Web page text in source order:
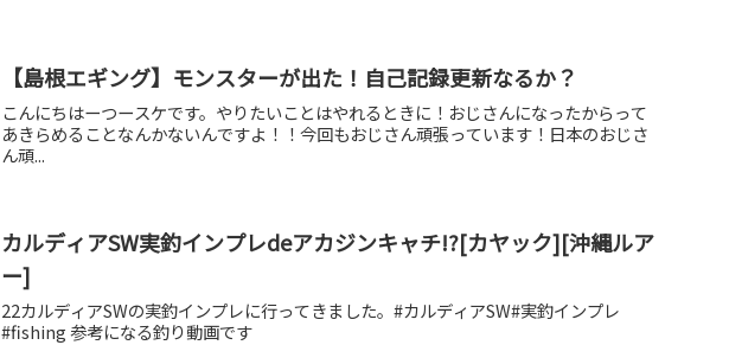
【島根エギング】モンスターが出た！自己記録更新なるか？
こんにちはーつースケです。やりたいことはやれるときに！おじさんになったからって
あきらめることなんかないんですよ！！今回もおじさん頑張っています！日本のおじさ
ん頑...
カルディアSW実釣インプレdeアカジンキャチ!?[カヤック][沖縄ルア
ー]
22カルディアSWの実釣インプレに行ってきました。#カルディアSW#実釣インプレ
#fishing 参考になる釣り動画です